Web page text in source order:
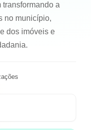
transformando a
no município,
dos imóveis e